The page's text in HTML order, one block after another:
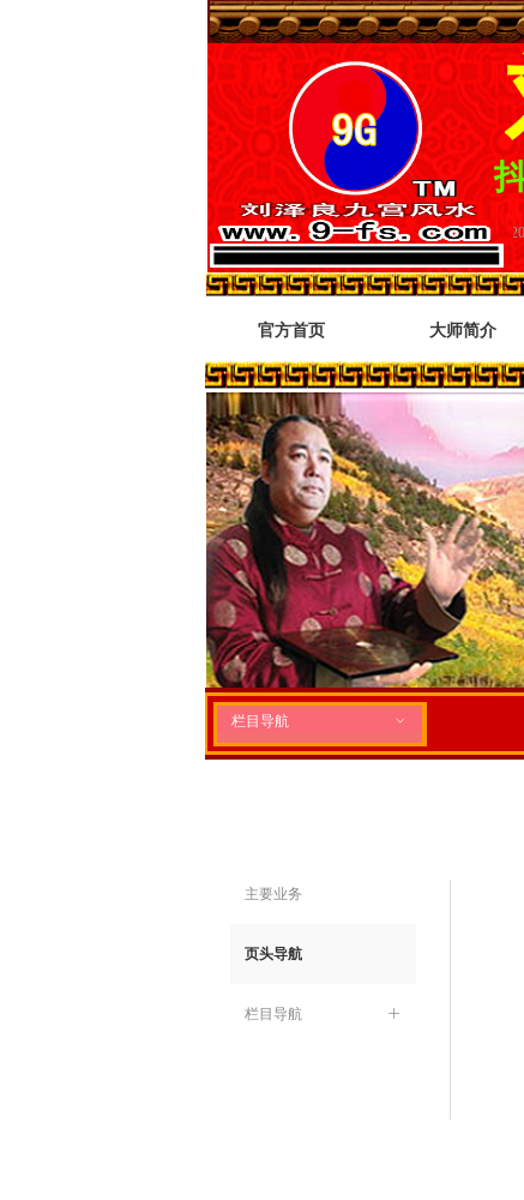
2024-05-
刘铠锋代理青岛赫尔曼精酿原浆.放下水啤选择原浆.精酿原浆哪家好.口感品味数青岛.喝啤酒就选青岛赫尔曼精酿原浆啤酒
官方首页 大师简介
ꀁ
栏目导航
主要业务
页头导航
ꄶ
栏目导航